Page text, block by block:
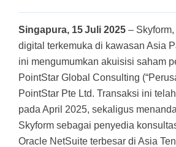
Singapura, 15Juli 2025 –
digital terkemuka di kawasan Asia
ini mengumumkan akuisisi saham
PointStar Global Consulting
PointStar Pte Ltd. Transaksi ini
pada April 2025, sekaligus
Skyform sebagai penyedia
Oracle NetSuite terbesar di Asia